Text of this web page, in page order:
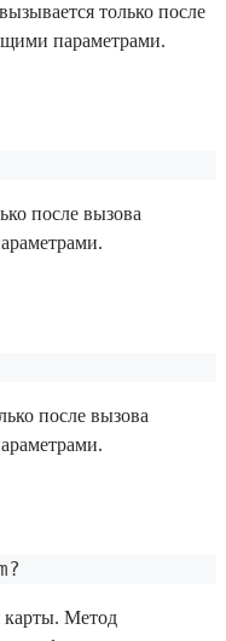
только после
параметрами.
после вызова
после вызова
?
карты. Метод